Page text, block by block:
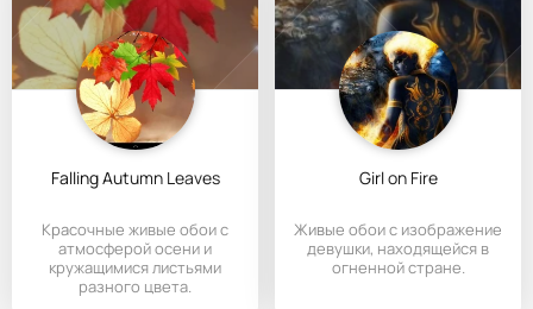
Falling Autumn Leaves
Красочные живые обои с
атмосферой осени и
кружащимися листьями
разного цвета.
Girl on Fire
Живые обои с изображение
девушки, находящейся в
огненной стране.